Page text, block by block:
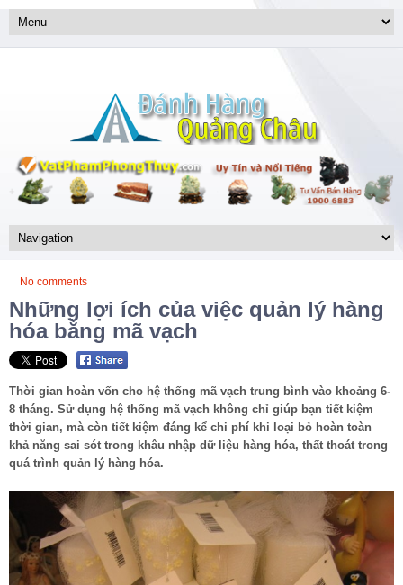
No comments
Những lợi ích của việc quản lý hàng
hóa bằng mã vạch
Thời gian hoàn vốn cho hệ thống mã vạch trung bình vào khoảng 6-
8 tháng. Sử dụng hệ thống mã vạch không chỉ giúp bạn tiết kiệm
thời gian, mà còn tiết kiệm đáng kể chi phí khi loại bỏ hoàn toàn
khả năng sai sót trong khâu nhập dữ liệu hàng hóa, thất thoát trong
quá trình quản lý hàng hóa.